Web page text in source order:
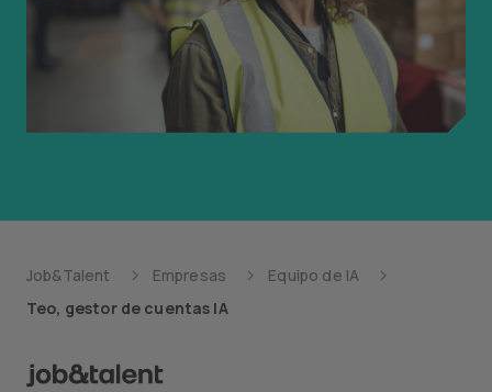
Job&Talent Empresas
Equipo de IA
Teo, gestor de cuentas IA